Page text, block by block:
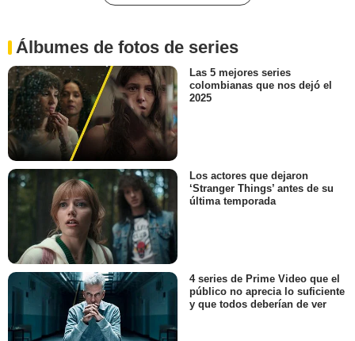
Álbumes de fotos de series
Las 5 mejores series
colombianas que nos dejó el
2025
Los actores que dejaron
‘Stranger Things’ antes de su
última temporada
4 series de Prime Video que el
público no aprecia lo suficiente
y que todos deberían de ver